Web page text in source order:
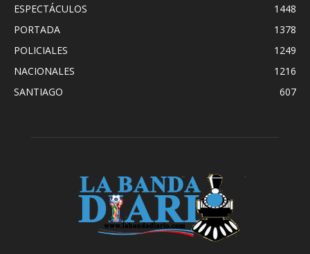
ESPECTÁCULOS
1448
PORTADA
1378
POLICIALES
1249
NACIONALES
1216
SANTIAGO
607